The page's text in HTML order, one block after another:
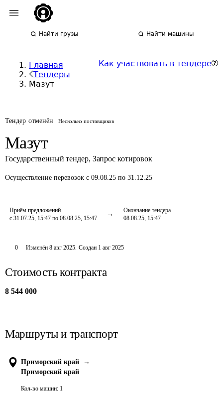
Найти грузы Найти машины
Главная
Тендеры
Мазут
Как участвовать в тендере
Тендер отменён Несколько поставщиков
Мазут
Государственный тендер, Запрос котировок
Осуществление перевозок с 09.08.25 по 31.12.25
Приём предложений
с 31.07.25, 15:47 по 08.08.25, 15:47
Окончание тендера
08.08.25, 15:47
0 Изменён 8 авг 2025. Создан 1 авг 2025
Стоимость контракта
8 544 000
Маршруты и транспорт
Приморский край
→
Приморский край
Кол-во машин: 1